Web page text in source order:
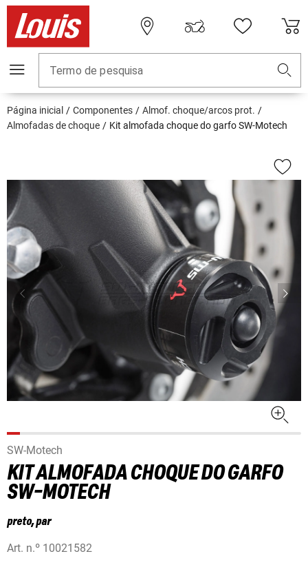
Termo de pesquisa
Página inicial Componentes
Almof. choque/arcos prot.
Almofadas de choque
Kit almofada choque do garfo SW-Motech
SW-Motech
KIT ALMOFADA CHOQUE DO GARFO
SW-MOTECH
preto, par
Art. n.º 10021582